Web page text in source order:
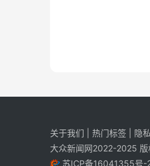
关于我们 热门标签 隐
大众新闻网2022-2025
苏ICP备16041355号-